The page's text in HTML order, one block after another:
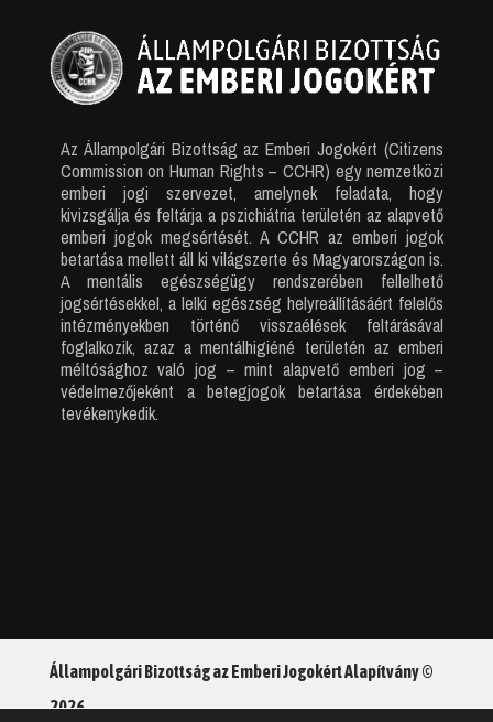
Az Állampolgári Bizottság az Emberi Jogokért (Citizens
Commission on Human Rights – CCHR) egy nemzetközi
emberi jogi szervezet, amelynek feladata, hogy
kivizsgálja és feltárja a pszichiátria területén az alapvető
emberi jogok megsértését. A CCHR az emberi jogok
betartása mellett áll ki világszerte és Magyarországon is.
A mentális egészségügy rendszerében fellelhető
jogsértésekkel, a lelki egészség helyreállításáért felelős
intézményekben történő visszaélések feltárásával
foglalkozik, azaz a mentálhigiéné területén az emberi
méltósághoz való jog – mint alapvető emberi jog –
védelmezőjeként a betegjogok betartása érdekében
tevékenykedik.
Állampolgári Bizottság az Emberi Jogokért Alapítvány ©
2026